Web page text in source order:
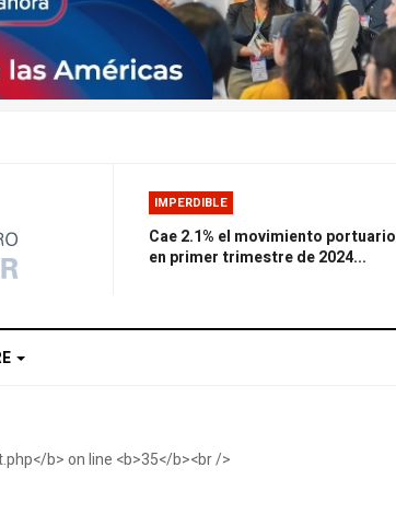
IMPERDIBLE
Cae 2.1% el movimiento portuario
en primer trimestre de 2024...